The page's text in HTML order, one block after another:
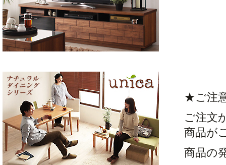
★ご注
ご注文
商品が
商品の